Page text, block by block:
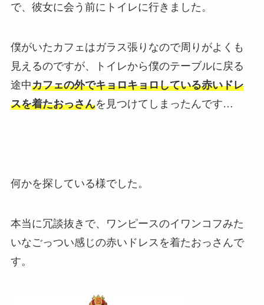
で、彼女に会う前にトイレに行きました。
僕がいたカフェはガラス張りなので周りがよくも
見えるのですが、トイレから僕のテーブルに戻る
途中カフェの外でキョロキョロしている赤いドレ
スを着たおっさんを見つけてしまったんです…
何かを探している様でした。
本当に冗談抜きで、ワンピースのイワンコフみた
いなごっつい感じの赤いドレスを着たおっさんで
す。